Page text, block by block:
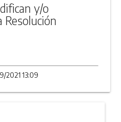
y/o
Resolución
2021 13:09